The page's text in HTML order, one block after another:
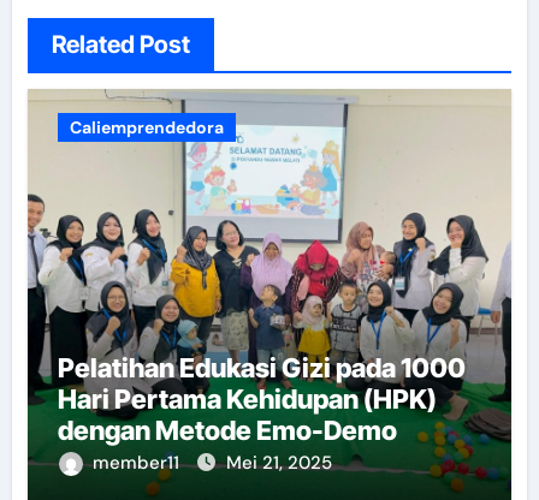
Related Post
Caliemprendedora
Pelatihan Edukasi Gizi pada 1000
Hari Pertama Kehidupan (HPK)
dengan Metode Emo-Demo
member11 Mei 21, 2025